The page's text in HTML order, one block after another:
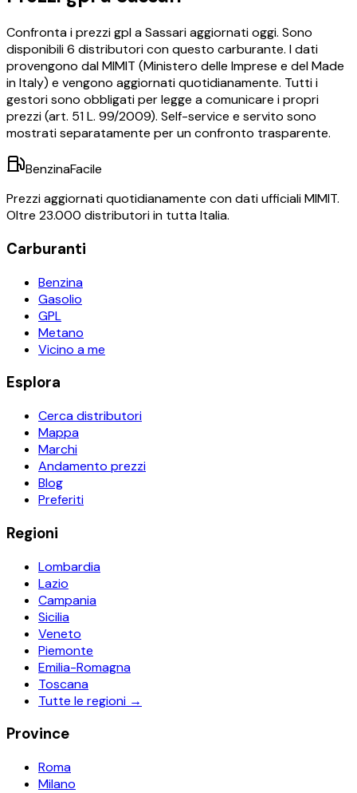
Confronta i prezzigplaSassariaggiornati oggi. Sono
disponibili6 distributori con questo carburante. I dati
provengono dal MIMIT (Ministero delle Imprese e del Made
in Italy) e vengono aggiornati quotidianamente. Tutti i
gestori sono obbligati per legge a comunicare i propri
prezzi (art. 51 L. 99/2009). Self-service e servito sono
mostrati separatamente per un confronto trasparente.
BenzinaFacile
Prezzi aggiornati quotidianamente con dati ufficiali MIMIT.
Oltre 23.000 distributori in tutta Italia.
Carburanti
Benzina
Gasolio
GPL
Metano
Vicino a me
Esplora
Cerca distributori
Mappa
Marchi
Andamento prezzi
Blog
Preferiti
Regioni
Lombardia
Lazio
Campania
Sicilia
Veneto
Piemonte
Emilia-Romagna
Toscana
Tutte le regioni →
Province
Roma
Milano